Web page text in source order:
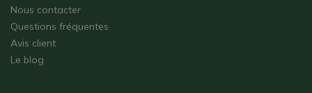
Nous contacter
Questions fréquentes
Avis client
Le blog